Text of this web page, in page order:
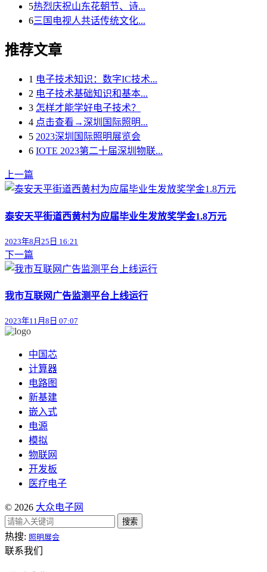
5热烈庆祝山东花朝节、诗...
6三国电视人共话传统文化...
推荐文章
1 电子技术知识：数字IC技术...
2 电子技术基础知识和基本...
3 怎样才能学好电子技术？
4 点击查看→深圳国际照明...
5 2023深圳国际照明展览会
6 IOTE 2023第二十届深圳物联...
上一篇
泰安天平街道西黄村为应届毕业生发放奖学金1.8万元
2023年8月25日 16:21
下一篇
我市互联网广告监测平台上线运行
2023年11月8日 07:07
中国芯
计算器
电路图
新基建
嵌入式
电源
模拟
物联网
开发板
医疗电子
© 2026 大众电子网
搜索
热搜: 照明展会
联系我们